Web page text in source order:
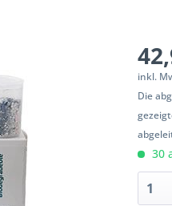
inkl.
Die
30